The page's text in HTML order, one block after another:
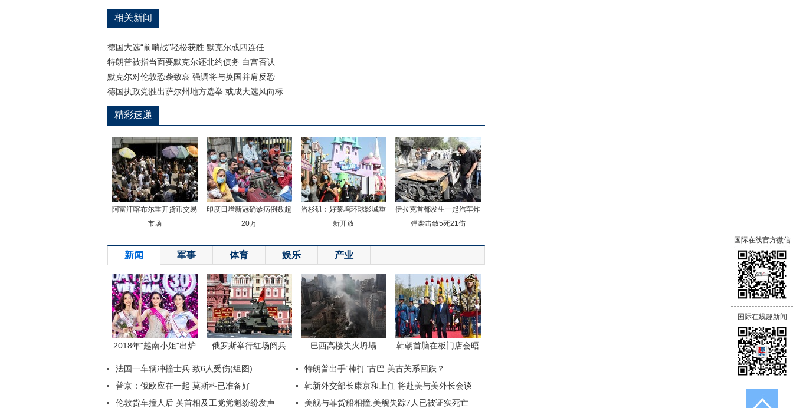
相关新闻
德国大选“前哨战”轻松获胜 默克尔或四连任
特朗普被指当面要默克尔还北约债务 白宫否认
默克尔对伦敦恐袭致哀 强调将与英国并肩反恐
德国执政党胜出萨尔州地方选举 或成大选风向标
精彩速递
阿富汗喀布尔重开货币交易
市场
印度日增新冠确诊病例数超
20万
洛杉矶：好莱坞环球影城重
新开放
伊拉克首都发生一起汽车炸
弹袭击致5死21伤
新闻 军事 体育 娱乐 产业
国际在线官方微信
国际在线趣新闻